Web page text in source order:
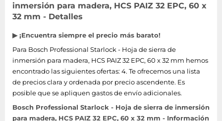
inmersión para madera, HCS PAIZ 32 EPC, 60 x
32 mm - Detalles
▶ ¡Encuentra siempre el precio más barato!
Para Bosch Professional Starlock - Hoja de sierra de
inmersión para madera, HCS PAIZ 32 EPC, 60 x 32 mm hemos
encontrado las siguientes ofertas: 4. Te ofrecemos una lista
de precios clara y ordenada por precio ascendente. Es
posible que se apliquen gastos de envío adicionales.
Bosch Professional Starlock - Hoja de sierra de inmersión
para madera, HCS PAIZ 32 EPC, 60 x 32 mm - Información